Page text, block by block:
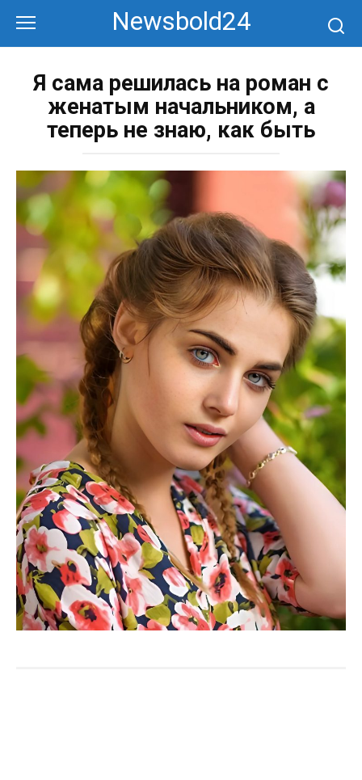
контенту
Newsbold24
Я сама решилась на роман с
женатым начальником, а
теперь не знаю, как быть